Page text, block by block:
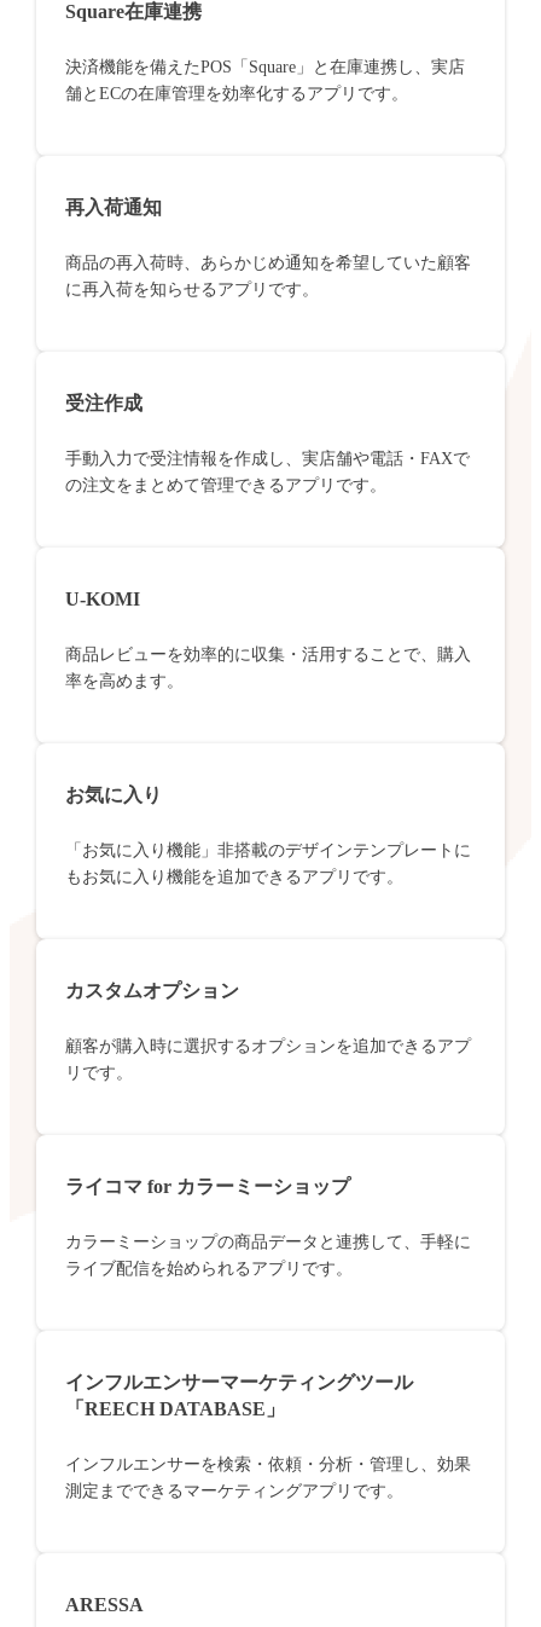
Square在庫連携
決済機能を備えたPOS「Square」と在庫連携し、実店
舗とECの在庫管理を効率化するアプリです。
再入荷通知
商品の再入荷時、あらかじめ通知を希望していた顧客
に再入荷を知らせるアプリです。
受注作成
手動入力で受注情報を作成し、実店舗や電話・FAXで
の注文をまとめて管理できるアプリです。
U-KOMI
商品レビューを効率的に収集・活用することで、購入
率を高めます。
お気に入り
「お気に入り機能」非搭載のデザインテンプレートに
もお気に入り機能を追加できるアプリです。
カスタムオプション
顧客が購入時に選択するオプションを追加できるアプ
リです。
ライコマ for カラーミーショップ
カラーミーショップの商品データと連携して、手軽に
ライブ配信を始められるアプリです。
インフルエンサーマーケティングツール
「REECH DATABASE」
インフルエンサーを検索・依頼・分析・管理し、効果
測定までできるマーケティングアプリです。
ARESSA